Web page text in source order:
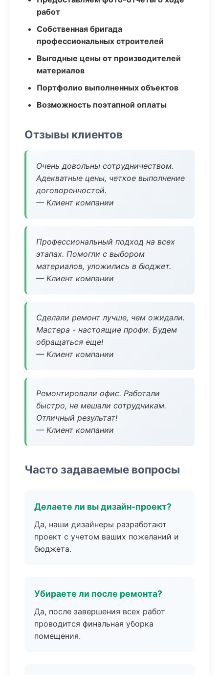
работ
Собственная бригада
профессиональных строителей
Выгодные цены от производителей
материалов
Портфолио выполненных объектов
Возможность поэтапной оплаты
Отзывы клиентов
Очень довольны сотрудничеством.
Адекватные цены, четкое выполнение
договоренностей.
— Клиент компании
Профессиональный подход на всех
этапах. Помогли с выбором
материалов, уложились в бюджет.
— Клиент компании
Сделали ремонт лучше, чем ожидали.
Мастера - настоящие профи. Будем
обращаться еще!
— Клиент компании
Ремонтировали офис. Работали
быстро, не мешали сотрудникам.
Отличный результат!
— Клиент компании
Часто задаваемые вопросы
Делаете ли вы дизайн-проект?
Да, наши дизайнеры разработают
проект с учетом ваших пожеланий и
бюджета.
Убираете ли после ремонта?
Да, после завершения всех работ
проводится финальная уборка
помещения.